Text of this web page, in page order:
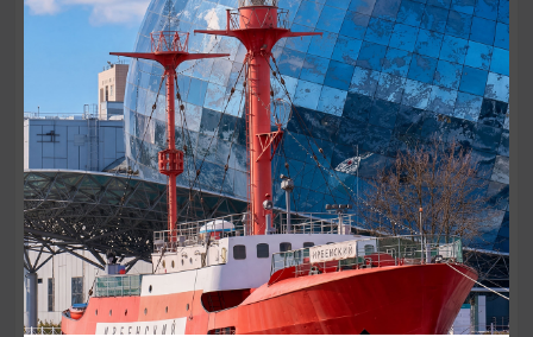
Аудиоспектакль «Истории Куршской
косы»
01.02.2026 - 31.12.2026, 13:00
Куршская коса
ОТ 2500₽